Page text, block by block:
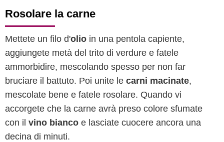
Rosolare la carne
Mettete un filo d'olio in una pentola capiente,
aggiungete metà del trito di verdure e fatele
ammorbidire, mescolando spesso per non far
bruciare il battuto. Poi unite le carni macinate,
mescolate bene e fatele rosolare. Quando vi
accorgete che la carne avrà preso colore sfumate
con il vino bianco e lasciate cuocere ancora una
decina di minuti.